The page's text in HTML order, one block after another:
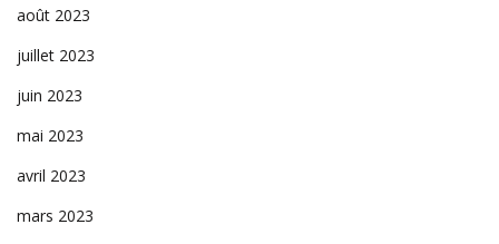
août 2023
juillet 2023
juin 2023
mai 2023
avril 2023
mars 2023